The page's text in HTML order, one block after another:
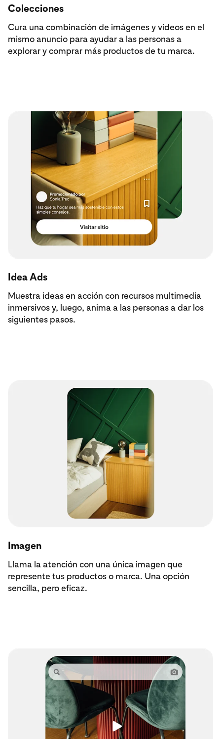
Colecciones
Cura una combinación de imágenes y videos en el
mismo anuncio para ayudar a las personas a
explorar y comprar más productos de tu marca.
Idea Ads
Muestra ideas en acción con recursos multimedia
inmersivos y, luego, anima a las personas a dar los
siguientes pasos.
Imagen
Llama la atención con una única imagen que
represente tus productos o marca. Una opción
sencilla, pero eficaz.